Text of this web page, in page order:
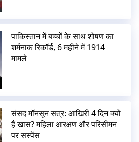
पाकिस्तान में बच्चों के साथ शोषण का
शर्मनाक रिकॉर्ड, 6 महीने में 1914
मामले
संसद मॉनसून सत्र: आखिरी 4 दिन क्यों
हैं खास? महिला आरक्षण और परिसीमन
पर सस्पेंस